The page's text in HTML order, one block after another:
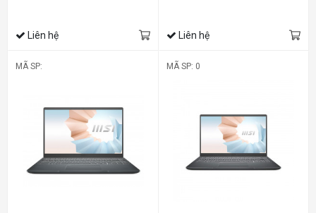
Liên hệ Liên hệ
MÃ SP: MÃ SP: 0